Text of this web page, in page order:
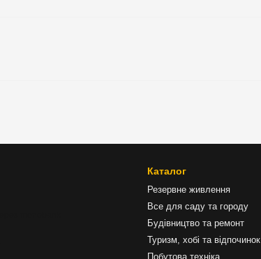
Каталог
Резервне живлення
Все для саду та городу
Будівництво та ремонт
Туризм, хобі та відпочинок
Побутова техніка